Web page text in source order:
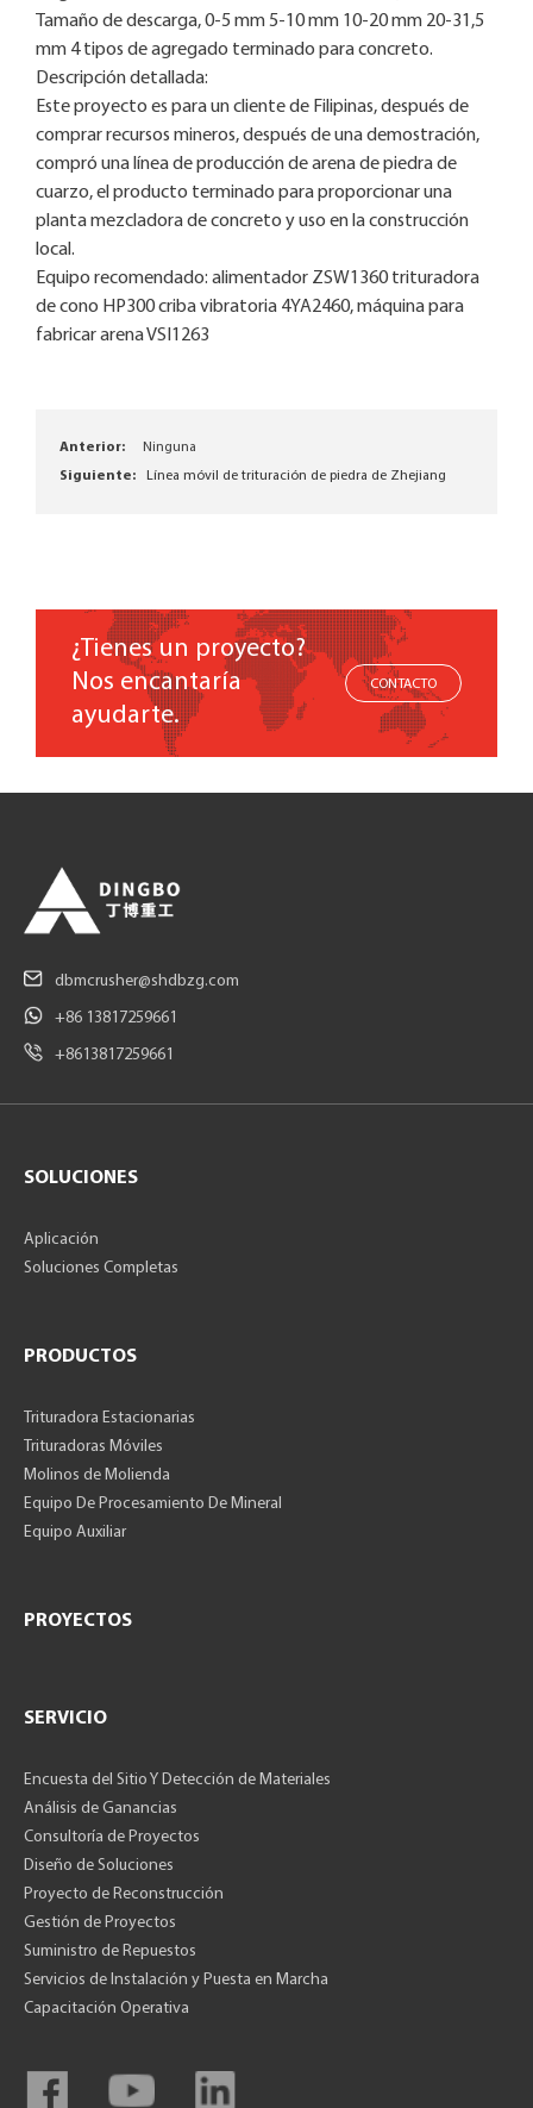
Tamaño de descarga, 0-5 mm 5-10 mm 10-20 mm 20-31,5
mm 4 tipos de agregado terminado para concreto.
Descripción detallada:
Este proyecto es para un cliente de Filipinas, después de
comprar recursos mineros, después de una demostración,
compró una línea de producción de arena de piedra de
cuarzo, el producto terminado para proporcionar una
planta mezcladora de concreto y uso en la construcción
local.
Equipo recomendado: alimentador ZSW1360 trituradora
de cono HP300 criba vibratoria 4YA2460, máquina para
fabricar arena VSI1263
Anterior: Ninguna
Siguiente:
Línea móvil de trituración de piedra de Zhejiang
¿Tienes un proyecto?
Nos encantaría
ayudarte.
CONTACTO
dbmcrusher@shdbzg.com
+86 13817259661
+8613817259661
SOLUCIONES
Aplicación
Soluciones Completas
PRODUCTOS
Trituradora Estacionarias
Trituradoras Móviles
Molinos de Molienda
Equipo De Procesamiento De Mineral
Equipo Auxiliar
PROYECTOS
SERVICIO
Encuesta del Sitio Y Detección de Materiales
Análisis de Ganancias
Consultoría de Proyectos
Diseño de Soluciones
Proyecto de Reconstrucción
Gestión de Proyectos
Suministro de Repuestos
Servicios de Instalación y Puesta en Marcha
Capacitación Operativa